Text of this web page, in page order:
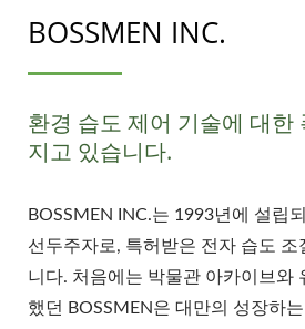
BOSSMEN INC.
환경 습도 제어 기술에 대한
지고 있습니다.
BOSSMEN INC.는 1993년에 설립
선두주자로, 특허받은 전자 습도
니다. 처음에는 박물관 아카이브와
했던 BOSSMEN은 대만의 성장하